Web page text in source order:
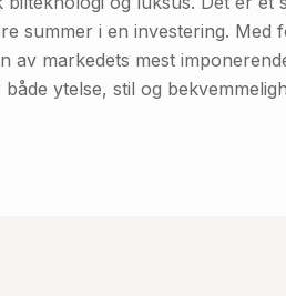
summer i en investering. Med
markedets mest
ytelse, stil og